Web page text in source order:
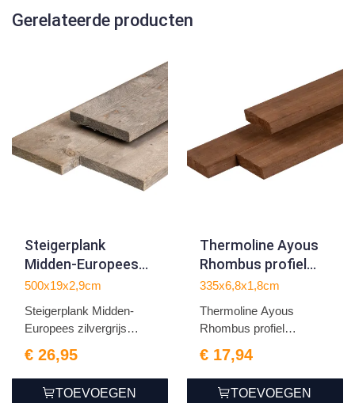
Gerelateerde producten
Steigerplank
Midden-Europees
zilvergrijs vuren
500x19x2,9cm
Steigerplank Midden-
Europees zilvergrijs
€ 26,95
TOEVOEGEN
Thermoline Ayous
Rhombus profiel
geschaafd
335x6,8x1,8cm
Thermoline Ayous
Rhombus profiel
€ 17,94
TOEVOEGEN